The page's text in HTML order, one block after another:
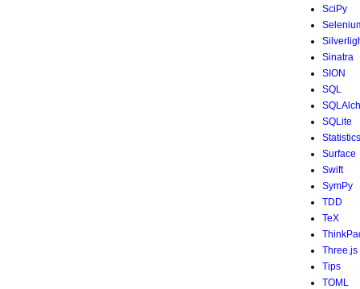
SciPy
Sinatra
SION
SQL
SQLite
Statistics
Surface
Swift
SymPy
TDD
TeX
Three.js
Tips
TOML